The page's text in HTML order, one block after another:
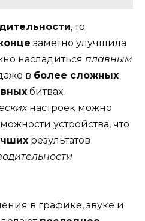
, то
заметно улучшила
насладиться плавным
в более сложных
битвах.
настроек можно
устройства, что
результатов
в графике, звуке и